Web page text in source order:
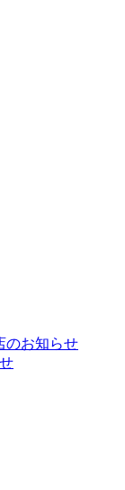
お知らせ